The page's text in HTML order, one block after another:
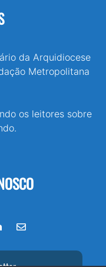
da Arquidiocese
Metropolitana
os leitores sobre